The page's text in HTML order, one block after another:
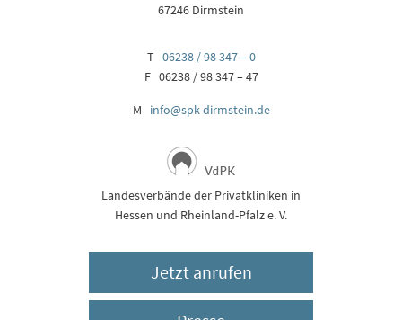
67246 Dirmstein
T 06238 / 98 347 – 0
F 06238 / 98 347 – 47
M info@spk-dirmstein.de
Landesverbände der Privatkliniken in
Hessen und Rheinland-Pfalz e. V.
Jetzt anrufen